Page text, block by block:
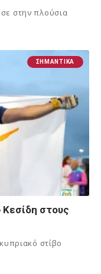
στην πλούσια
ΣΗΜΑΝΤΙΚΆ
Κεσίδη στους
στίβο